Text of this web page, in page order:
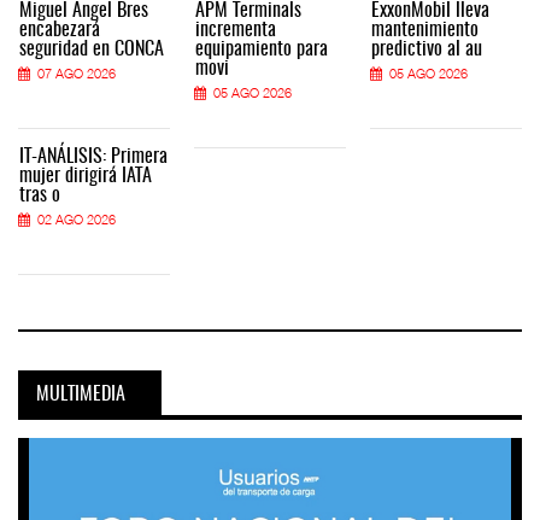
Miguel Ángel Bres
encabezará
seguridad en CONCA
07 AGO 2026
IT-ANÁLISIS: Primera
mujer dirigirá IATA
tras o
02 AGO 2026
APM Terminals
incrementa
equipamiento para
movi
05 AGO 2026
ExxonMobil lleva
mantenimiento
predictivo al au
05 AGO 2026
MULTIMEDIA